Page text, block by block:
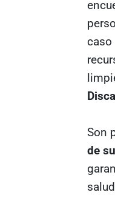
caso
Son
de